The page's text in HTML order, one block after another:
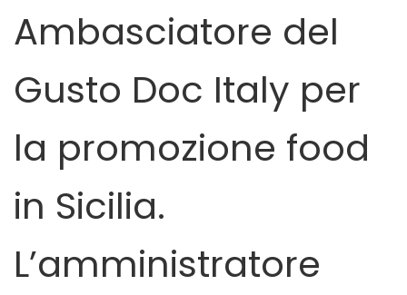
Ambasciatore del
Gusto Doc Italy per
la promozione food
in Sicilia.
L’amministratore